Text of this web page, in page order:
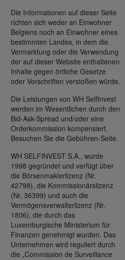
Die Informationen auf dieser Seite
richten sich weder an Einwohner
Belgiens noch an Einwohner eines
bestimmten Landes, in dem die
Vermarktung oder die Verwendung
der auf dieser Website enthaltenen
Inhalte gegen örtliche Gesetze
oder Vorschriften verstoßen würde.
Die Leistungen von WH SelfInvest
werden im Wesentlichen durch den
Bid-Ask-Spread und/oder eine
Orderkommission kompensiert.
Besuchen Sie die Gebühren-Seite.
WH SELFINVEST S.A., wurde
1998 gegründet und verfügt über
die Börsenmaklerlizenz (Nr.
42798), die Kommissionärslizenz
(Nr. 36399) und auch die
Vermögensverwalterlizenz (Nr.
1806), die durch das
Luxemburgische Ministerium für
Finanzen genehmigt wurden. Das
Unternehmen wird reguliert durch
die „Commission de Surveillance